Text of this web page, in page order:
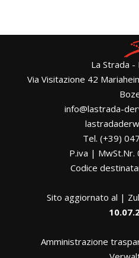
La Strada -
Via Visitazione 42
info@lastrada-
Tel. (+39)
P.iva | MwSt.Nr.
Codice
Sito aggiornato al |
Amministrazione